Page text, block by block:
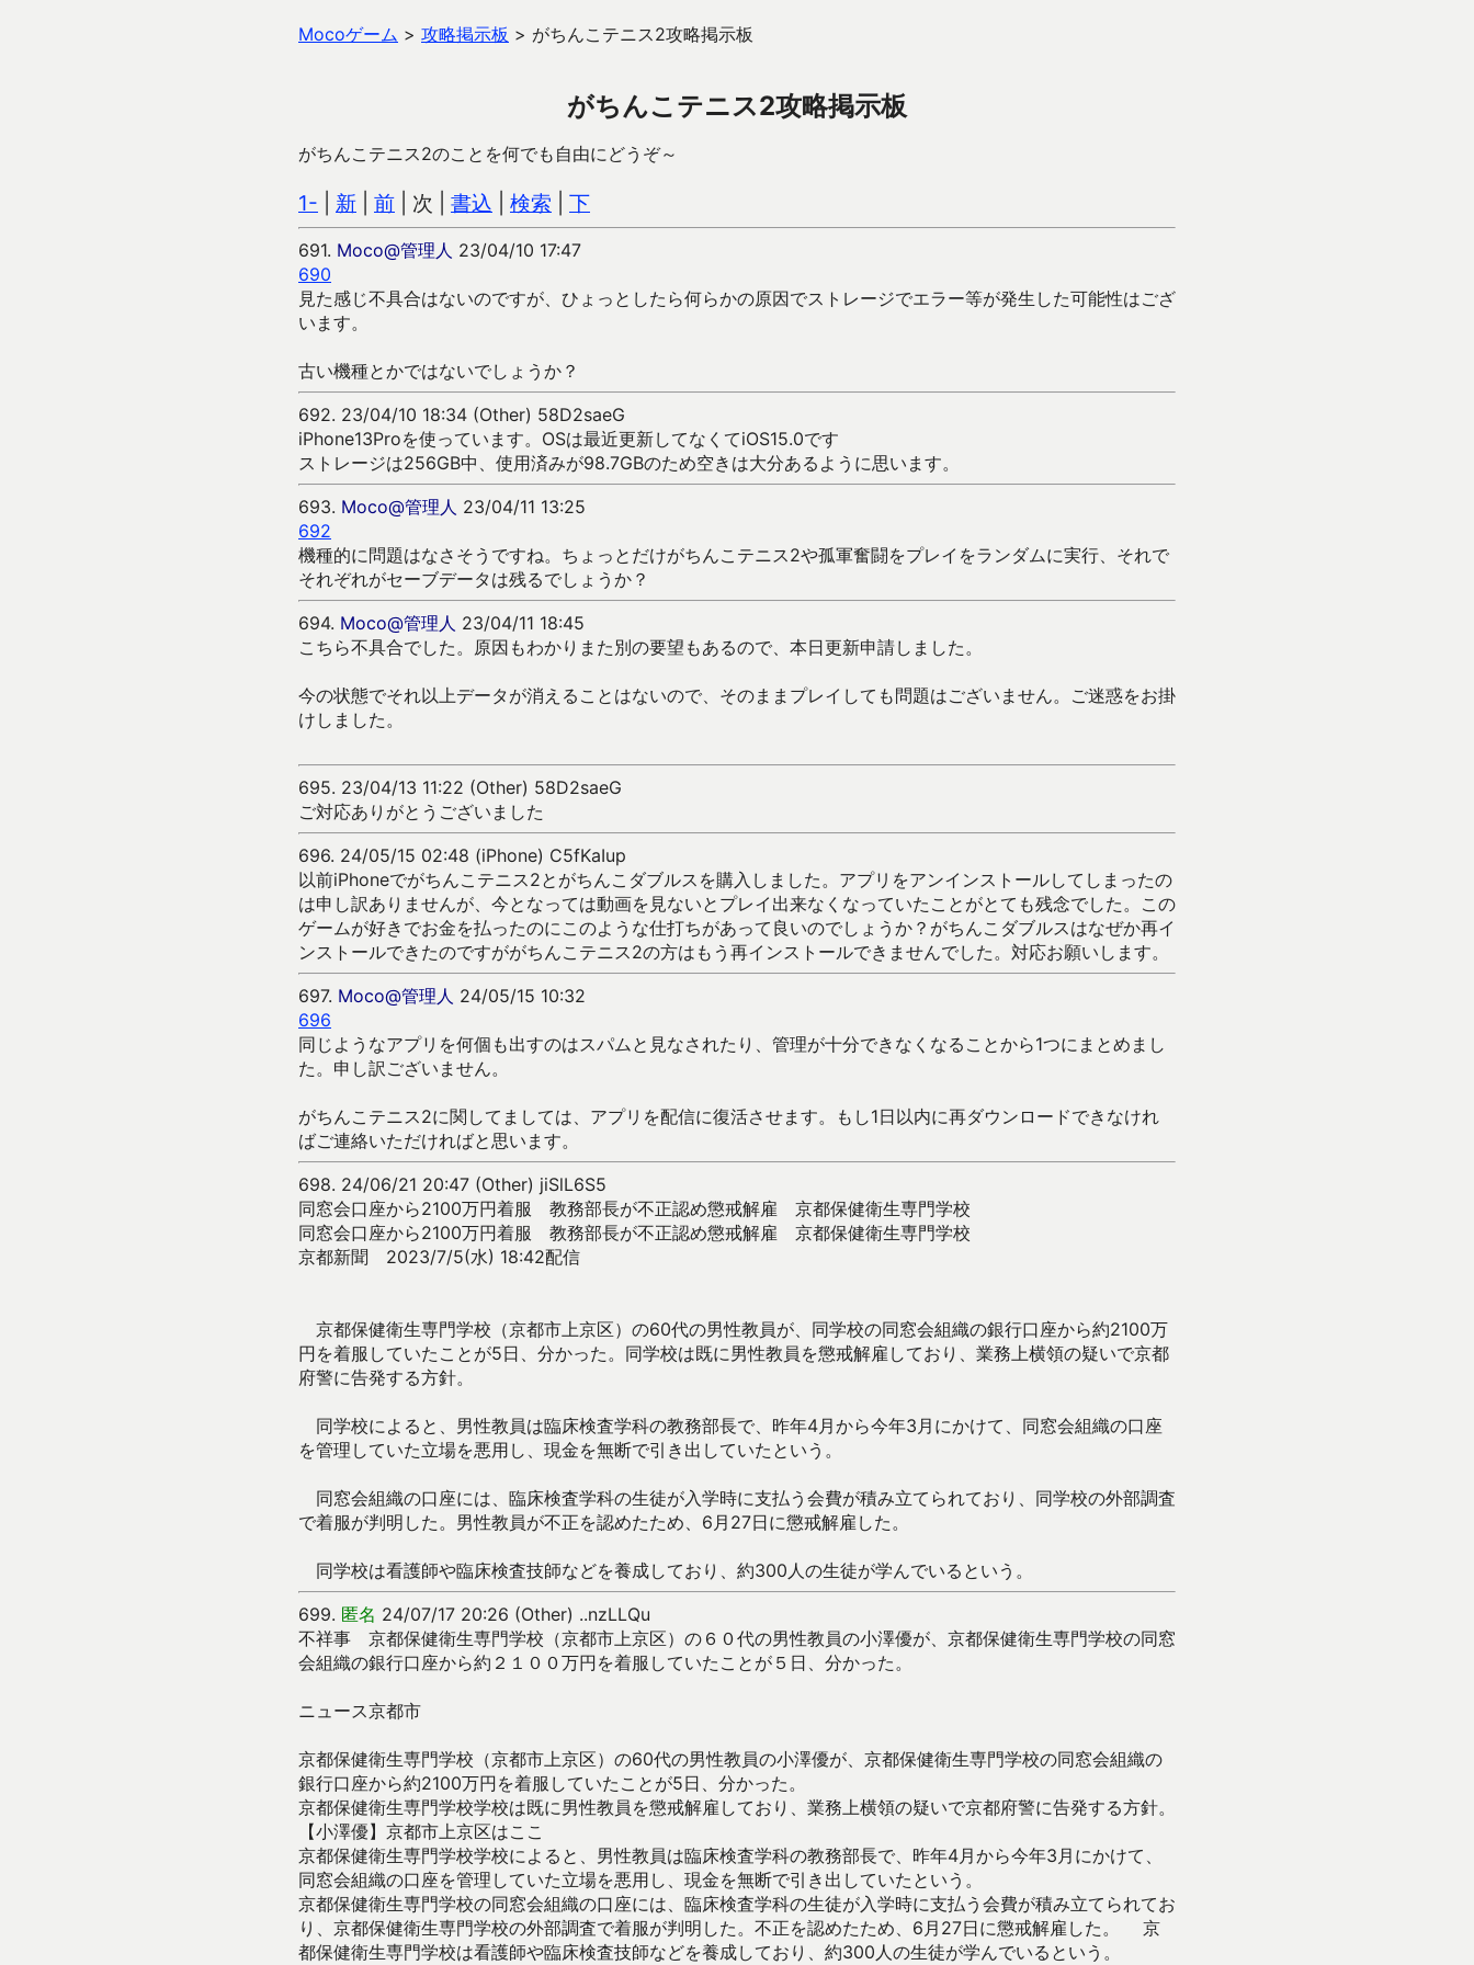
Mocoゲーム > 攻略掲示板 > がちんこテニス2攻略掲示板
がちんこテニス2攻略掲示板
がちんこテニス2のことを何でも自由にどうぞ～
1- 新 前 | 次 | 書込 検索 下
691. Moco@管理人 23/04/10 17:47
690
見た感じ不具合はないのですが、ひょっとしたら何らかの原因でストレージでエラー等が発生した可能性はござ
います。
古い機種とかではないでしょうか？
692. 23/04/10 18:34 (Other) 58D2saeG
iPhone13Proを使っています。OSは最近更新してなくてiOS15.0です
ストレージは256GB中、使用済みが98.7GBのため空きは大分あるように思います。
693. Moco@管理人 23/04/11 13:25
692
機種的に問題はなさそうですね。ちょっとだけがちんこテニス2や孤軍奮闘をプレイをランダムに実行、それで
それぞれがセーブデータは残るでしょうか？
694. Moco@管理人 23/04/11 18:45
こちら不具合でした。原因もわかりまた別の要望もあるので、本日更新申請しました。
今の状態でそれ以上データが消えることはないので、そのままプレイしても問題はございません。ご迷惑をお掛
けしました。
695. 23/04/13 11:22 (Other) 58D2saeG
ご対応ありがとうございました
696. 24/05/15 02:48 (iPhone) C5fKaIup
以前iPhoneでがちんこテニス2とがちんこダブルスを購入しました。アプリをアンインストールしてしまったの
は申し訳ありませんが、今となっては動画を見ないとプレイ出来なくなっていたことがとても残念でした。この
ゲームが好きでお金を払ったのにこのような仕打ちがあって良いのでしょうか？がちんこダブルスはなぜか再イ
ンストールできたのですががちんこテニス2の方はもう再インストールできませんでした。対応お願いします。
697. Moco@管理人 24/05/15 10:32
696
同じようなアプリを何個も出すのはスパムと見なされたり、管理が十分できなくなることから1つにまとめまし
た。申し訳ございません。
がちんこテニス2に関してましては、アプリを配信に復活させます。もし1日以内に再ダウンロードできなけれ
ばご連絡いただければと思います。
698. 24/06/21 20:47 (Other) jiSlL6S5
同窓会口座から2100万円着服 教務部長が不正認め懲戒解雇 京都保健衛生専門学校
同窓会口座から2100万円着服 教務部長が不正認め懲戒解雇 京都保健衛生専門学校
京都新聞 2023/7/5(水) 18:42配信
京都保健衛生専門学校（京都市上京区）の60代の男性教員が、同学校の同窓会組織の銀行口座から約2100万
円を着服していたことが5日、分かった。同学校は既に男性教員を懲戒解雇しており、業務上横領の疑いで京都
府警に告発する方針。
同学校によると、男性教員は臨床検査学科の教務部長で、昨年4月から今年3月にかけて、同窓会組織の口座
を管理していた立場を悪用し、現金を無断で引き出していたという。
同窓会組織の口座には、臨床検査学科の生徒が入学時に支払う会費が積み立てられており、同学校の外部調査
で着服が判明した。男性教員が不正を認めたため、6月27日に懲戒解雇した。
同学校は看護師や臨床検査技師などを養成しており、約300人の生徒が学んでいるという。
699. 匿名 24/07/17 20:26 (Other) ..nzLLQu
不祥事 京都保健衛生専門学校（京都市上京区）の６０代の男性教員の小澤優が、京都保健衛生専門学校の同窓
会組織の銀行口座から約２１００万円を着服していたことが５日、分かった。
ニュース京都市
京都保健衛生専門学校（京都市上京区）の60代の男性教員の小澤優が、京都保健衛生専門学校の同窓会組織の
銀行口座から約2100万円を着服していたことが5日、分かった。
京都保健衛生専門学校学校は既に男性教員を懲戒解雇しており、業務上横領の疑いで京都府警に告発する方針。
【小澤優】京都市上京区はここ
京都保健衛生専門学校学校によると、男性教員は臨床検査学科の教務部長で、昨年4月から今年3月にかけて、
同窓会組織の口座を管理していた立場を悪用し、現金を無断で引き出していたという。
京都保健衛生専門学校の同窓会組織の口座には、臨床検査学科の生徒が入学時に支払う会費が積み立てられてお
り、京都保健衛生専門学校の外部調査で着服が判明した。不正を認めたため、6月27日に懲戒解雇した。 京
都保健衛生専門学校は看護師や臨床検査技師などを養成しており、約300人の生徒が学んでいるという。